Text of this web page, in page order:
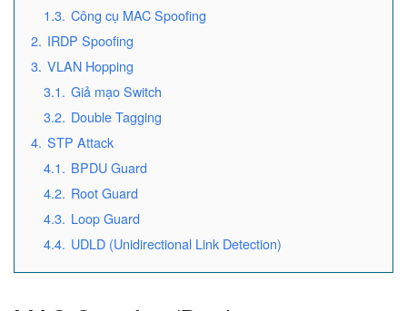
1.3. Công cụ MAC Spoofing
2. IRDP Spoofing
3. VLAN Hopping
3.1. Giả mạo Switch
3.2. Double Tagging
4. STP Attack
4.1. BPDU Guard
4.2. Root Guard
4.3. Loop Guard
4.4. UDLD (Unidirectional Link Detection)